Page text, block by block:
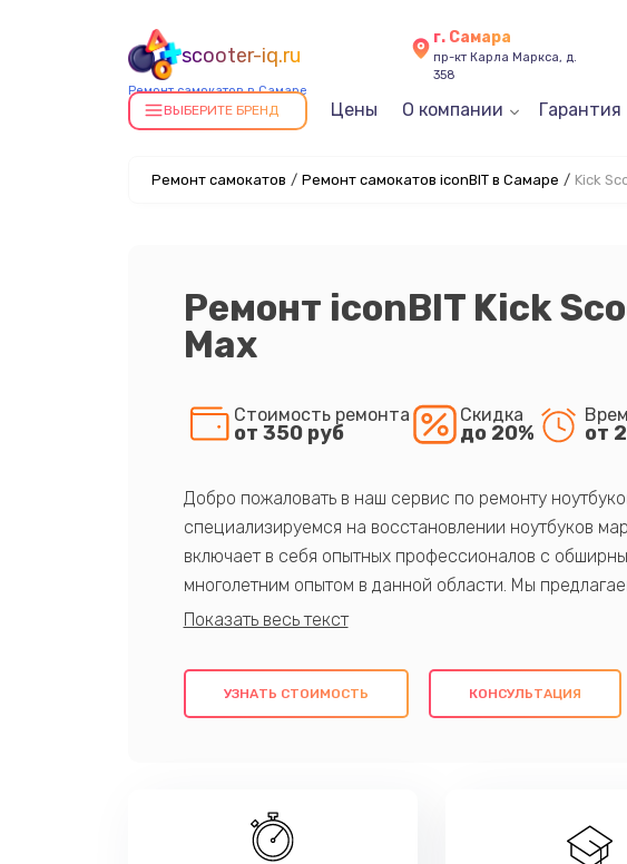
scooter-iq.ru
Ремонт самокатов в Самаре
г. Самара
пр-кт Карла Маркса, д.
358
ВЫБЕРИТЕ БРЕНД Цены О компании Гарантия
Ремонт самокатов / Ремонт самокатов iconBIT в Самаре / Kick
Ремонт iconBIT Kick
Max
Стоимость ремонта
от 350 руб
Скидка
до 20% от
Добро пожаловать в наш сервис по ремонту
специализируемся на восстановлении ноутбуков
включает в себя опытных профессионалов с
многолетним опытом в данной области. Мы
качественный ремонт с использованием
клиентам надежное и профессиональное
потребности наилучшим образом. Не медлите
УЗНАТЬ СТОИМОСТЬ КОНСУЛЬТАЦИЯ